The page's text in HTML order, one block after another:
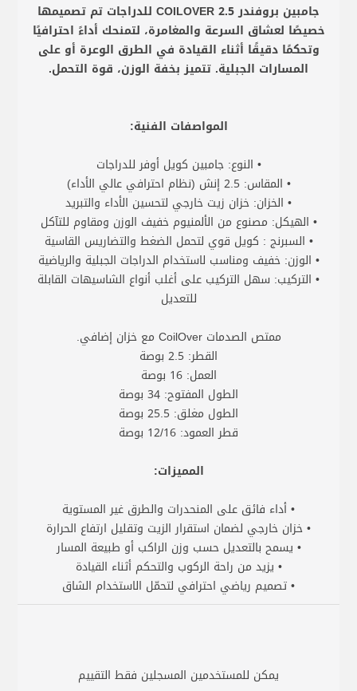
جامبين بروفندر COILOVER 2.5 للدراجات تم تصميمها
خصيصًا لعشاق السرعة والمغامرة، لتمنحك أداءً احترافيًا
وتحكمًا دقيقًا أثناء القيادة في الطرق الوعرة أو على
المسارات الجبلية. تتميز بخفة الوزن، قوة التحمل.
المواصفات الفنية:
• النوع: جامبين كويل أوفر للدراجات
• المقاس: 2.5 إنش (نظام احترافي عالي الأداء)
• الخزان: خزان زيت خارجي لتحسين الأداء والتبريد
• الهيكل: مصنوع من الألمنيوم خفيف الوزن ومقاوم للتآكل
• السبرنج : كويل قوي لتحمل الضغط والتضاريس القاسية
• الوزن: خفيف ومناسب لاستخدام الدراجات الجبلية والرياضية
• التركيب: سهل التركيب على أغلب أنواع الشاسيهات القابلة
للتعديل
ممتص الصدمات CoilOver مع خزان إضافي.
القطر: 2.5 بوصة
العمل: 16 بوصة
الطول المفتوح: 34 بوصة
الطول مغلق: 25.5 بوصة
قطر العمود: 12/16 بوصة
المميزات:
• أداء فائق على المنحدرات والطرق غير المستوية
• خزان خارجي لضمان استقرار الزيت وتقليل ارتفاع الحرارة
• يسمح بالتعديل حسب وزن الراكب أو طبيعة المسار
• يزيد من راحة الركوب والتحكم أثناء القيادة
• تصميم رياضي احترافي لتحمّل الاستخدام الشاق
يمكن للمستخدمين المسجلين فقط التقييم